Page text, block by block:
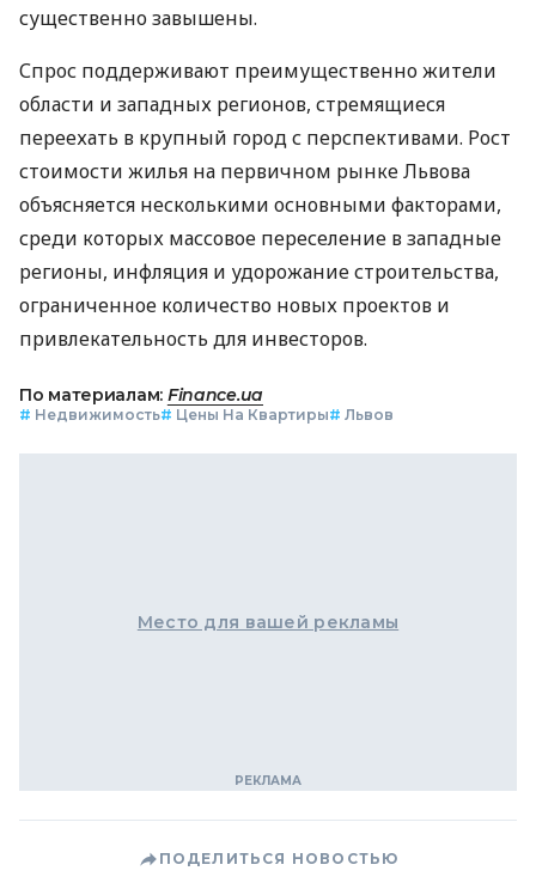
существенно завышены.
Спрос поддерживают преимущественно жители
области и западных регионов, стремящиеся
переехать в крупный город с перспективами. Рост
стоимости жилья на первичном рынке Львова
объясняется несколькими основными факторами,
среди которых массовое переселение в западные
регионы, инфляция и удорожание строительства,
ограниченное количество новых проектов и
привлекательность для инвесторов.
По материалам: Finance.ua
# Недвижимость# Цены На Квартиры# Львов
Место для вашей рекламы
ПОДЕЛИТЬСЯ НОВОСТЬЮ